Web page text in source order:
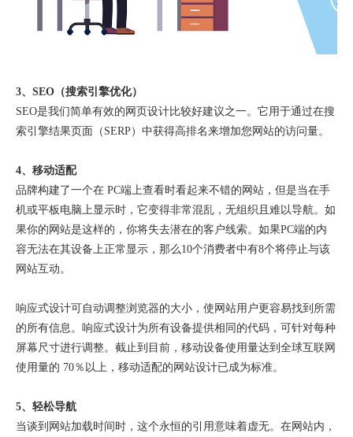
3、SEO（搜索引擎优化）
SEO是我们简单有效的网页设计比较好建议之一。它用于通过在搜
索引擎结果页面（SERP）中获得高排名来增加您网站的访问量。
4、移动适配
品牌构建了一个在 PC端上查看时看起来不错的网站，但是当在手
机或平板电脑上显示时，它变得非常混乱，无组织且难以导航。如
果你的网站是这样的，你将失去潜在的客户线索。如果PC端的内
容无法在其设备上正常显示，那么10个消费者中有8个将停止与该
网站互动。
响应式设计可自动调整浏览器的大小，使网站用户更容易找到所需
的所有信息。响应式设计为所有设备提供相同的代码，可针对每种
屏幕尺寸进行调整。截止到目前，移动设备使用量达到全球互联网
使用量的 70％以上，移动适配的网站设计已成为标准。
5、轻松导航
当谈到网站加载时间时，这个永恒的引用意味着虚无。在网站内，